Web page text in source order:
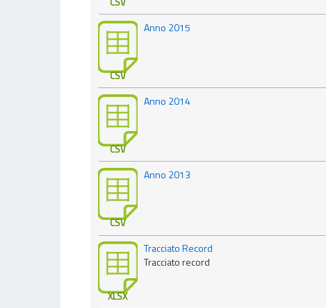
CSV
Anno 2015
CSV
Anno 2014
CSV
Anno 2013
XLSX
Tracciato Record
Tracciato record